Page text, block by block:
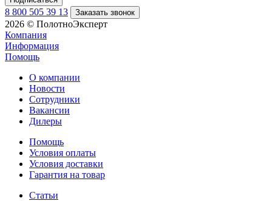
8 800 505 39 13 Заказать звонок
2026 © ПолотноЭксперт
Компания
Информация
Помощь
О компании
Новости
Сотрудники
Вакансии
Дилеры
Помощь
Условия оплаты
Условия доставки
Гарантия на товар
Статьи